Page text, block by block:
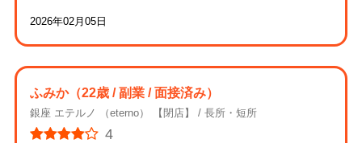
2026年02月05日
ふみか（22歳 / 副業 / 面接済み）
銀座 エテルノ （eterno） 【閉店】 長所・短所
4